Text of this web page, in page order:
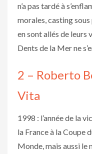
n’a pas tardé à
morales, casting
en sont allés de leurs
Dents de la Mer ne
2 – Roberto
Vita
1998 : l’année de la
la France à la Coupe
Monde, mais aussi le